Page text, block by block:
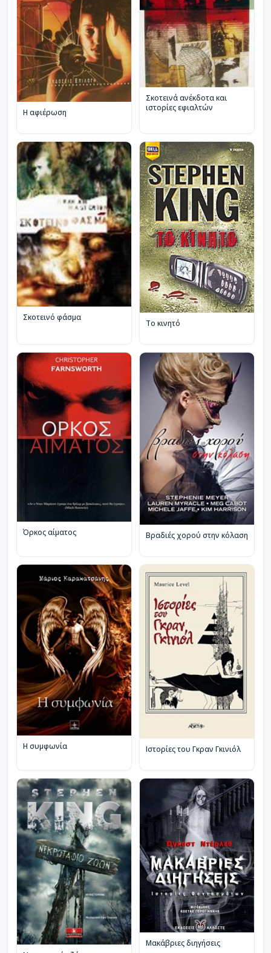
Η αφιέρωση
Σκοτεινά ανέκδοτα και
ιστορίες εφιαλτών
Σκοτεινό φάσμα
Το κινητό
Όρκος αίματος Βραδιές χορού στην κόλαση
Η συμφωνία Ιστορίες του Γκραν Γκινιόλ
Μακάβριες διηγήσεις